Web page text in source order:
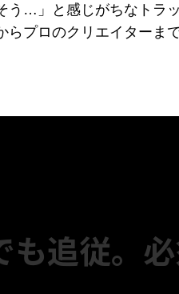
う…」と感じがちなトラ
らプロのクリエイターま
も追従。